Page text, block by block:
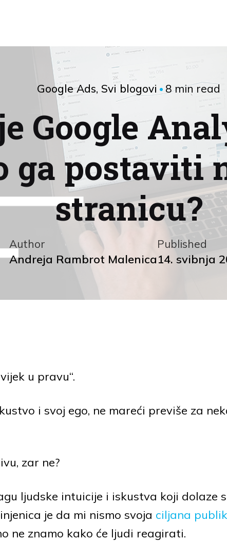
Google Ads Svi blogovi 8 min read
Google
ga postaviti
stranicu?
Author
Andreja Rambrot Malenica
Published
14. svibnja
u pravu“.
i svoj ego, ne mareći previše za
zar ne?
ljudske intuicije i iskustva koji dolaze s
je da mi nismo svoja ciljana
ne znamo kako će ljudi reagirati.